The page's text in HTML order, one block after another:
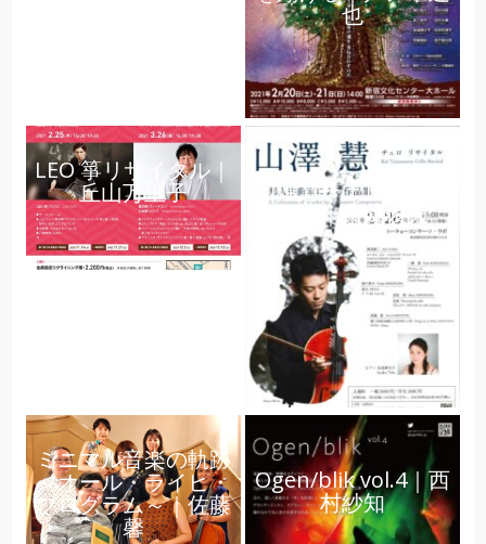
也
LEO 箏リサイタル｜
丘山万里子 山澤慧チェロリサイ
タル｜齋藤俊夫
ミニマル音楽の軌跡
～オール・ライヒ・
プログラム～｜佐藤
馨
Ogen/blik vol.4｜西
村紗知